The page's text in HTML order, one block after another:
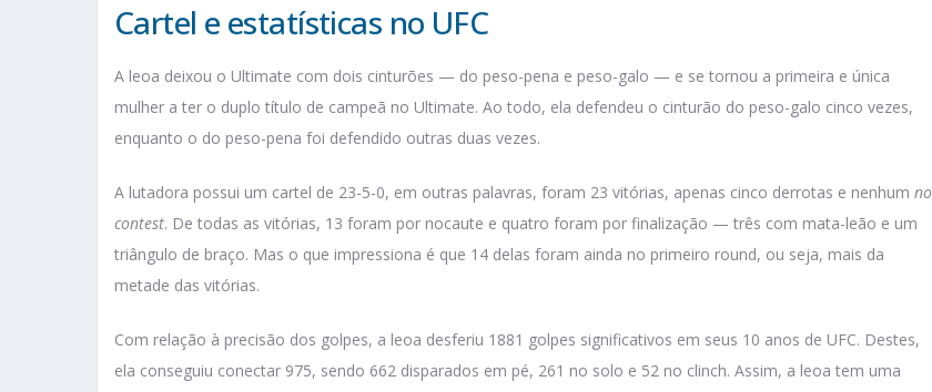
Cartel e estatísticas no UFC
A leoa deixou o Ultimate com dois cinturões — do peso-pena e peso-galo — e se tornou a primeira e única
mulher a ter o duplo título de campeã no Ultimate. Ao todo, ela defendeu o cinturão do peso-galo cinco vezes,
enquanto o do peso-pena foi defendido outras duas vezes.
A lutadora possui um cartel de 23-5-0, em outras palavras, foram 23 vitórias, apenas cinco derrotas e nenhum no
contest. De todas as vitórias, 13 foram por nocaute e quatro foram por finalização — três com mata-leão e um
triângulo de braço. Mas o que impressiona é que 14 delas foram ainda no primeiro round, ou seja, mais da
metade das vitórias.
Com relação à precisão dos golpes, a leoa desferiu 1881 golpes significativos em seus 10 anos de UFC. Destes,
ela conseguiu conectar 975, sendo 662 disparados em pé, 261 no solo e 52 no clinch. Assim, a leoa tem uma